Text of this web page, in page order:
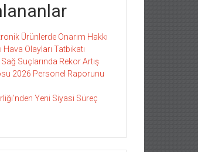
Ürünlerde Onarım Hakkı
Hava Olayları Tatbikatı
Sağ Suçlarında Rekor Artış
2026 Personel Raporunu
Yeni Siyasi Süreç